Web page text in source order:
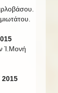
Ἱ.Μονή